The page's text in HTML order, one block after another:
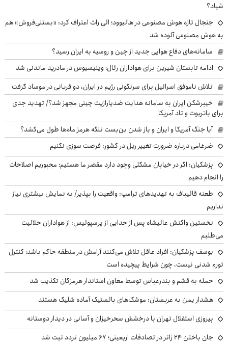
شیاد؟
جنجال تازه هوش مصنوعی در هالیوود؛ الی راث اعتراف کرد: «بستنی‌فروش» هم
به هوش مصنوعی آلوده شد
سامانه‌های دفاع هوایی جدید از چین و روسیه به ایران رسید؟
ادامه تابستان شیرین برای هواداران رئال؛ وینیسیوس در مادرید ماندنی شد
تلاش ناموفق اسرائیل برای سرنگونی رژیم در ایران، دو قربانی در موساد گرفت
خیبرشکن ایران به سامانه هدایت ضدپارازیت چینی مجهز شد؟/ تهدید جدی
برای پاتریوت و تاد آمریکا
آیا جنگ آمریکا و ایران و باز شدن بن‌بست تنگه هرمز ماه‌ها طول می‌کشد؟
ضرغامی درباره ضرورت تغییر ریل در کشور: فرصت سوزی نکنیم
پزشکیان: اگر در خیابان مشکلی وجود دارد مقصر ما هستیم؛ مجبوریم اصلاحات
را انجام دهیم
طعنه قالیباف به تهدیدهای ترامپ: واقعیت را بپذیر/ به نمایش بیشتری نیاز
نداریم
نخستین واکنش عالیشاه پس از جدایی از پرسپولیس: از هواداران حلالیت
می‌طلبم
یوسف پزشکیان: افراد عاقل تلاش می‌کنند آرامش در منطقه حاکم باشد؛ کنترل
تورم شدنی نیست، چون شرایط پیچیده است
حمله به قشم و بندرعباس توسط معاون استاندار هرمزگان تکذیب شد
هشدار یمن به عربستان: موشک‌های بالستیک آماده شلیک هستند
پیروزی استقلال تهران با درخشش سحرخیزان و آسانی در دیدار دوستانه
جان باختن ۲۴ زائر در تصادفات اربعینی؛ ۶۷ میلیون تردد ثبت شد